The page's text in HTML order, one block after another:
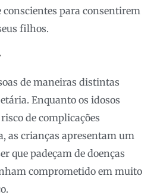
para consentirem
filhos.
de maneiras distintas
Enquanto os idosos
de complicações
as crianças apresentam um
que padeçam de doenças
comprometido em muito